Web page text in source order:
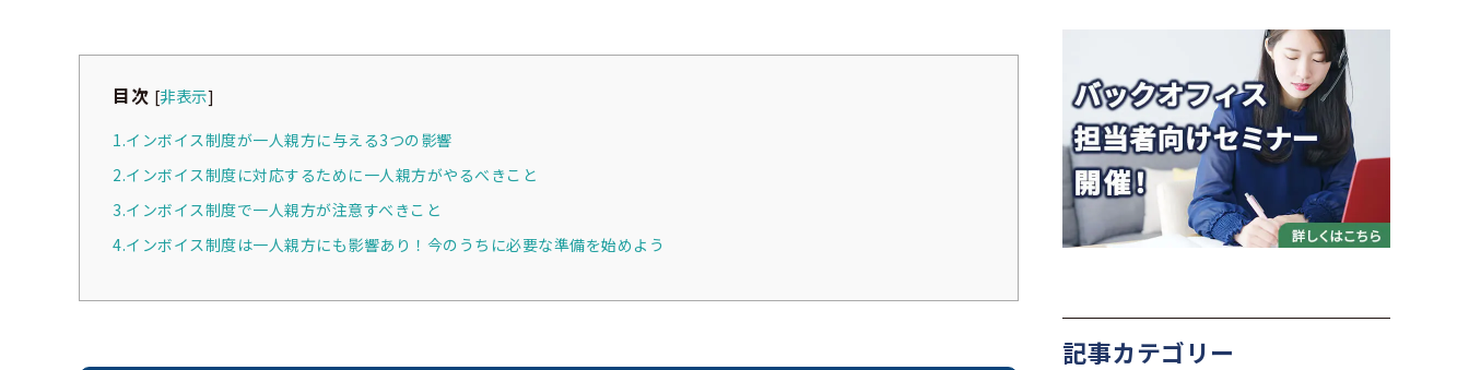
目次 [非表示]
1.インボイス制度が一人親方に与える3つの影響
2.インボイス制度に対応するために一人親方がやるべきこと
3.インボイス制度で一人親方が注意すべきこと
4.インボイス制度は一人親方にも影響あり！今のうちに必要な準備を始めよう
記事カテゴリー